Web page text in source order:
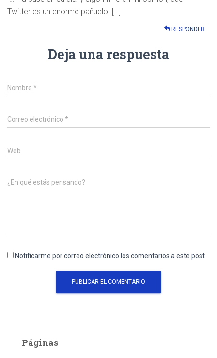
Twitter es un enorme pañuelo. […]
RESPONDER
Deja una respuesta
Nombre *
Correo electrónico *
Web
¿En qué estás pensando?
Notificarme por correo electrónico los comentarios a este post
Páginas